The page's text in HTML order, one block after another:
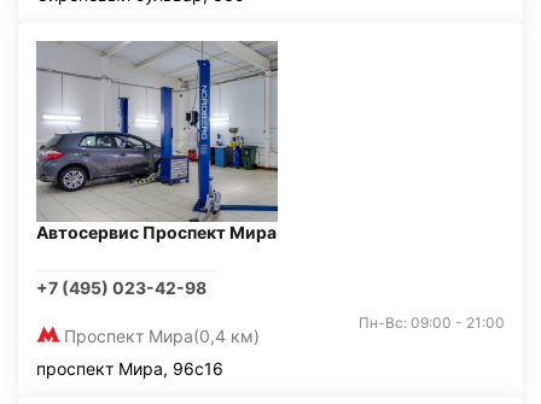
Автосервис Проспект Мира
+7 (495) 023-42-98
Проспект Мира(0,4 км)
Пн-Вс: 09:00 - 21:00
проспект Мира, 96с16